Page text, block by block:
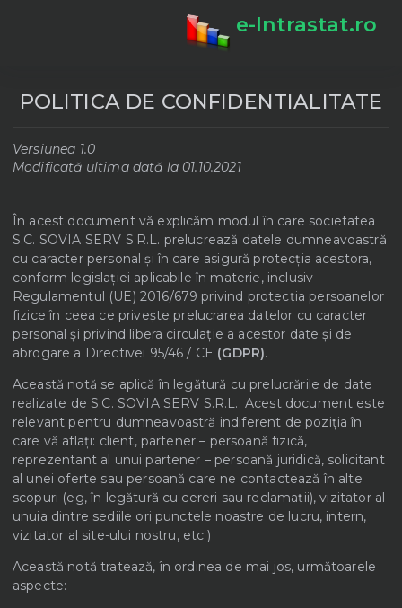
e-Intrastat.ro
Plan tarifar
Autentificare
Cine suntem
Varianta veche
POLITICA DE CONFIDENTIALITATE
Versiunea 1.0
Modificată ultima dată la 01.10.2021
În acest document vă explicăm modul în care societatea
S.C. SOVIA SERV S.R.L. prelucrează datele dumneavoastră
cu caracter personal și în care asigură protecția acestora,
conform legislației aplicabile în materie, inclusiv
Regulamentul (UE) 2016/679 privind protecția persoanelor
fizice în ceea ce privește prelucrarea datelor cu caracter
personal și privind libera circulație a acestor date și de
abrogare a Directivei 95/46 / CE (GDPR).
Această notă se aplică în legătură cu prelucrările de date
realizate de S.C. SOVIA SERV S.R.L.. Acest document este
relevant pentru dumneavoastră indiferent de poziția în
care vă aflați: client, partener – persoană fizică,
reprezentant al unui partener – persoană juridică, solicitant
al unei oferte sau persoană care ne contactează în alte
scopuri (eg, în legătură cu cereri sau reclamații), vizitator al
unuia dintre sediile ori punctele noastre de lucru, intern,
vizitator al site-ului nostru, etc.)
Această notă tratează, în ordinea de mai jos, următoarele
aspecte: